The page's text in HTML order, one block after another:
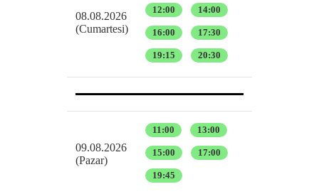
08.08.2026
(Cumartesi)
12:00 14:00
16:00 17:30
19:15 20:30
09.08.2026
(Pazar)
11:00 13:00
15:00 17:00
19:45